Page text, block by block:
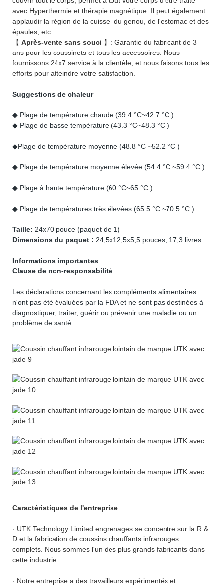
avec Hyperthermie et thérapie magnétique. Il peut également
applaudir la région de la cuisse, du genou, de l'estomac et des
épaules, etc.
【 Après-vente sans souci 】: Garantie du fabricant de 3
ans pour les coussinets et tous les accessoires. Nous
fournissons 24x7 service à la clientèle, et nous faisons tous les
efforts pour atteindre votre satisfaction.
Suggestions de chaleur
◆ Plage de température chaude (39.4 °C~42.7 °C )
◆ Plage de basse température (43.3 °C~48.3 °C )
◆Plage de température moyenne (48.8 °C ~52.2 °C )
◆ Plage de température moyenne élevée (54.4 °C ~59.4 °C )
◆ Plage à haute température (60 °C~65 °C )
◆ Plage de températures très élevées (65.5 °C ~70.5 °C )
Taille: 24x70 pouce (paquet de 1)
Dimensions du paquet : 24,5x12,5x5,5 pouces; 17,3 livres
Informations importantes
Clause de non-responsabilité
Les déclarations concernant les compléments alimentaires
n'ont pas été évaluées par la FDA et ne sont pas destinées à
diagnostiquer, traiter, guérir ou prévenir une maladie ou un
problème de santé.
Caractéristiques de l'entreprise
· UTK Technology Limited engrenages se concentre sur la R &
D et la fabrication de coussins chauffants infrarouges
complets. Nous sommes l'un des plus grands fabricants dans
cette industrie.
· Notre entreprise a des travailleurs expérimentés et